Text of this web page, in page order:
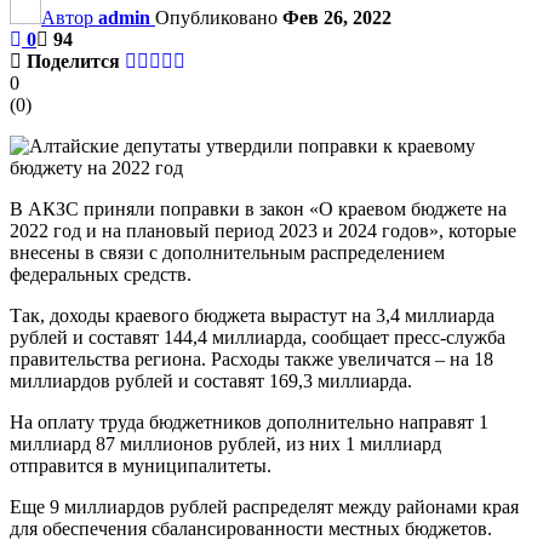
Автор admin Опубликовано Фев 26, 2022
0
94
Поделится
0
(0)
В АКЗС приняли поправки в закон «О краевом бюджете на
2022 год и на плановый период 2023 и 2024 годов», которые
внесены в связи с дополнительным распределением
федеральных средств.
Так, доходы краевого бюджета вырастут на 3,4 миллиарда
рублей и составят 144,4 миллиарда, сообщает пресс-служба
правительства региона. Расходы также увеличатся – на 18
миллиардов рублей и составят 169,3 миллиарда.
На оплату труда бюджетников дополнительно направят 1
миллиард 87 миллионов рублей, из них 1 миллиард
отправится в муниципалитеты.
Еще 9 миллиардов рублей распределят между районами края
для обеспечения сбалансированности местных бюджетов.